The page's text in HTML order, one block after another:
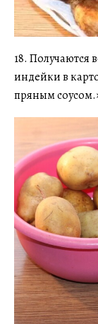
18. Получаются
индейки в
пряным